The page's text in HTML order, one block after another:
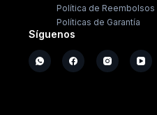
Política de Reembolsos
Políticas de Garantía
Síguenos